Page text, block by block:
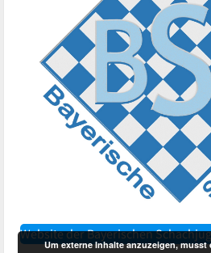
Website der Bayerischen
Um externe Inhalte anzuzeigen,